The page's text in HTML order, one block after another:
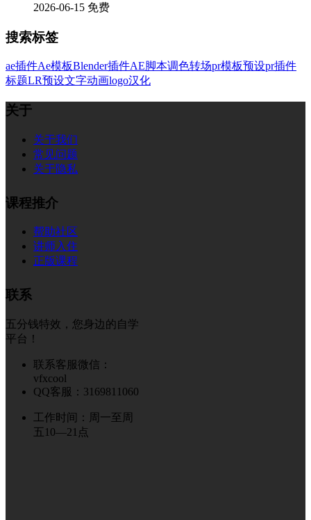
2026-06-15 免费
搜索标签
ae插件Ae模板Blender插件AE脚本调色转场pr模板预设pr插件
标题LR预设文字动画logo汉化
关于
关于我们
常见问题
关于隐私
课程推介
帮助社区
讲师入住
正版课程
联系
五分钱特效，您身边的自学
平台！
联系客服微信：
vfxcool
QQ客服：3169811060
工作时间：周一至周
五10—21点